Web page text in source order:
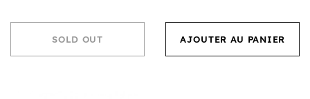
SOLD OUT AJOUTER AU PANIER